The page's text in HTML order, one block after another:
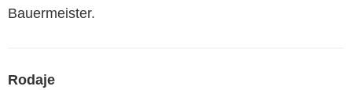
Bauermeister.
Rodaje